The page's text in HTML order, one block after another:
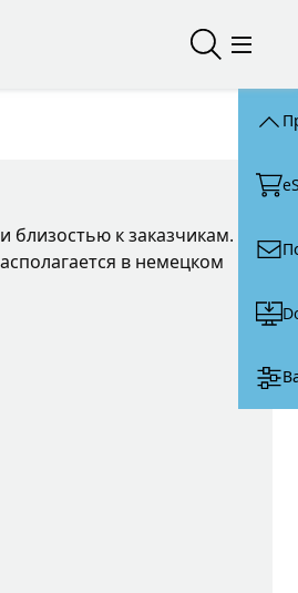
Открыть/
близостью к заказчикам.
в немецком